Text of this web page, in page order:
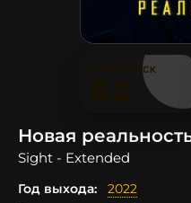
КИНОПОИСК
Новая
Sight - Extended
Год выхода:
2022